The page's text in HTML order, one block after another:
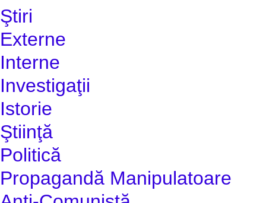
Ştiri
Externe
Interne
Investigaţii
Istorie
Ştiinţă
Politică
Propagandă Manipulatoare